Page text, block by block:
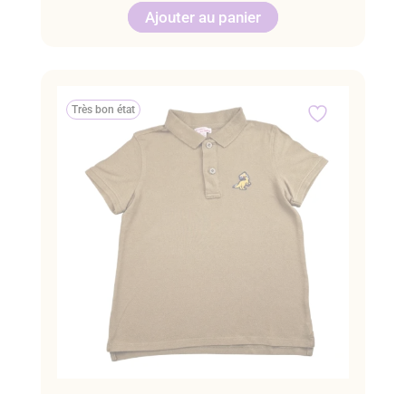
Ajouter au panier
Très bon état